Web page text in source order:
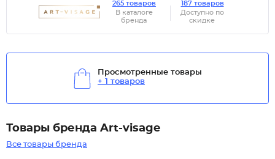
265 товаров
В каталоге
бренда
187 товаров
Доступно по
скидке
Просмотренные товары
+ 1 товаров
Товары бренда Art-visage
Все товары бренда